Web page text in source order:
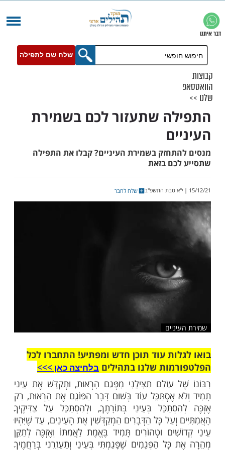
שלח שם לתפילה
שתעזור לכם בשמירת
בשמירת העיניים? קבלו את התפילה
בזאת
עוד תוכן חדש ומפתיע! התחברו לכל